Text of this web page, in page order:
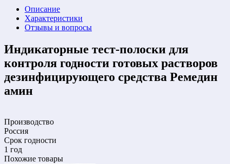
Описание
Характеристики
Отзывы и вопросы
Индикаторные тест-полоски для
контроля годности готовых растворов
дезинфицирующего средства Ремедин
амин
Производство
Россия
Срок годности
1 год
Похожие товары